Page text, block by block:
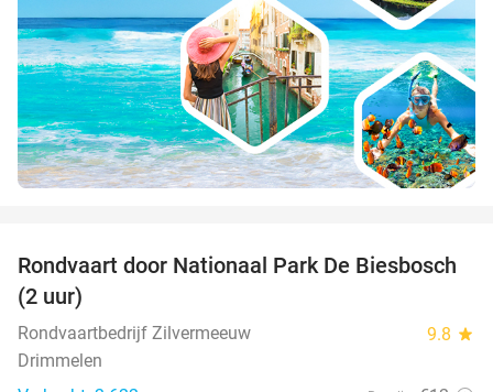
21%
Rondvaart door Nationaal Park De Biesbosch
(2 uur)
Rondvaartbedrijf Zilvermeeuw 9.8 star
Drimmelen